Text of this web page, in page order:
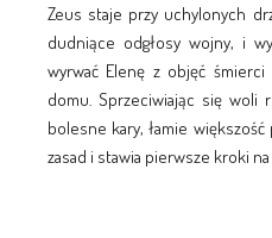
Zeus staje przy uchylonych
dudniące odgłosy wojny, i
wyrwać Elenę z objęć
domu. Sprzeciwiając się woli
bolesne kary, łamie
zasad i stawia pierwsze kroki na